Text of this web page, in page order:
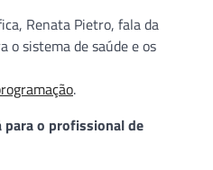
Renata Pietro, fala da
o sistema de saúde e os
.
para o profissional de